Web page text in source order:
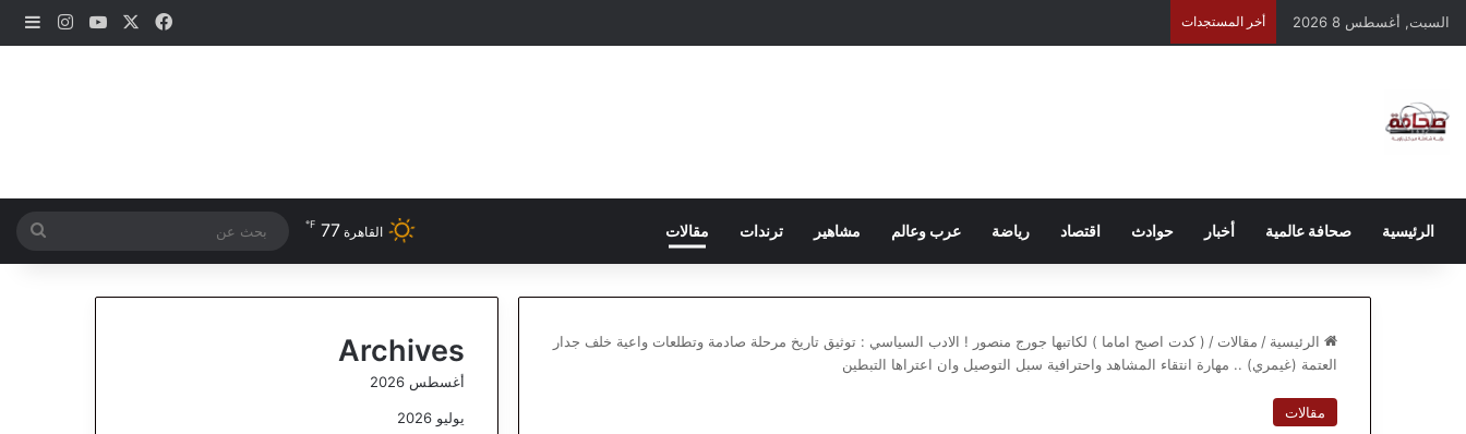
السبت, أغسطس 8 2026 أخر المستجدات فيسبوك ‫YouTube
الرئيسية صحافة عالمية أخبار حوادث اقتصاد رياضة عرب وعالم مشاهير ترندات مقالات القاهرة 77
℉
عن
الرئيسية / مقالات / ( كدت اصبح اماما ) لكاتبها جورج منصور ! الادب السياسي : توثيق تاريخ مرحلة صادمة وتطلعات واعية خلف جدار
العتمة (غيمري) .. مهارة انتقاء المشاهد واحترافية سبل التوصيل وان اعتراها التبطين
مقالات
Archives
أغسطس 2026
يوليو 2026